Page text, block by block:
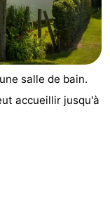
salle de bain.
accueillir jusqu'à